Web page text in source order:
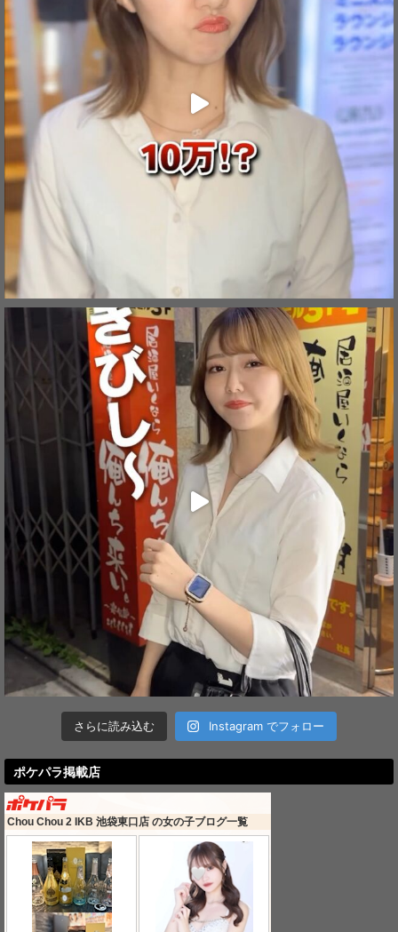
さらに読み込む Instagram でフォロー
ポケパラ掲載店